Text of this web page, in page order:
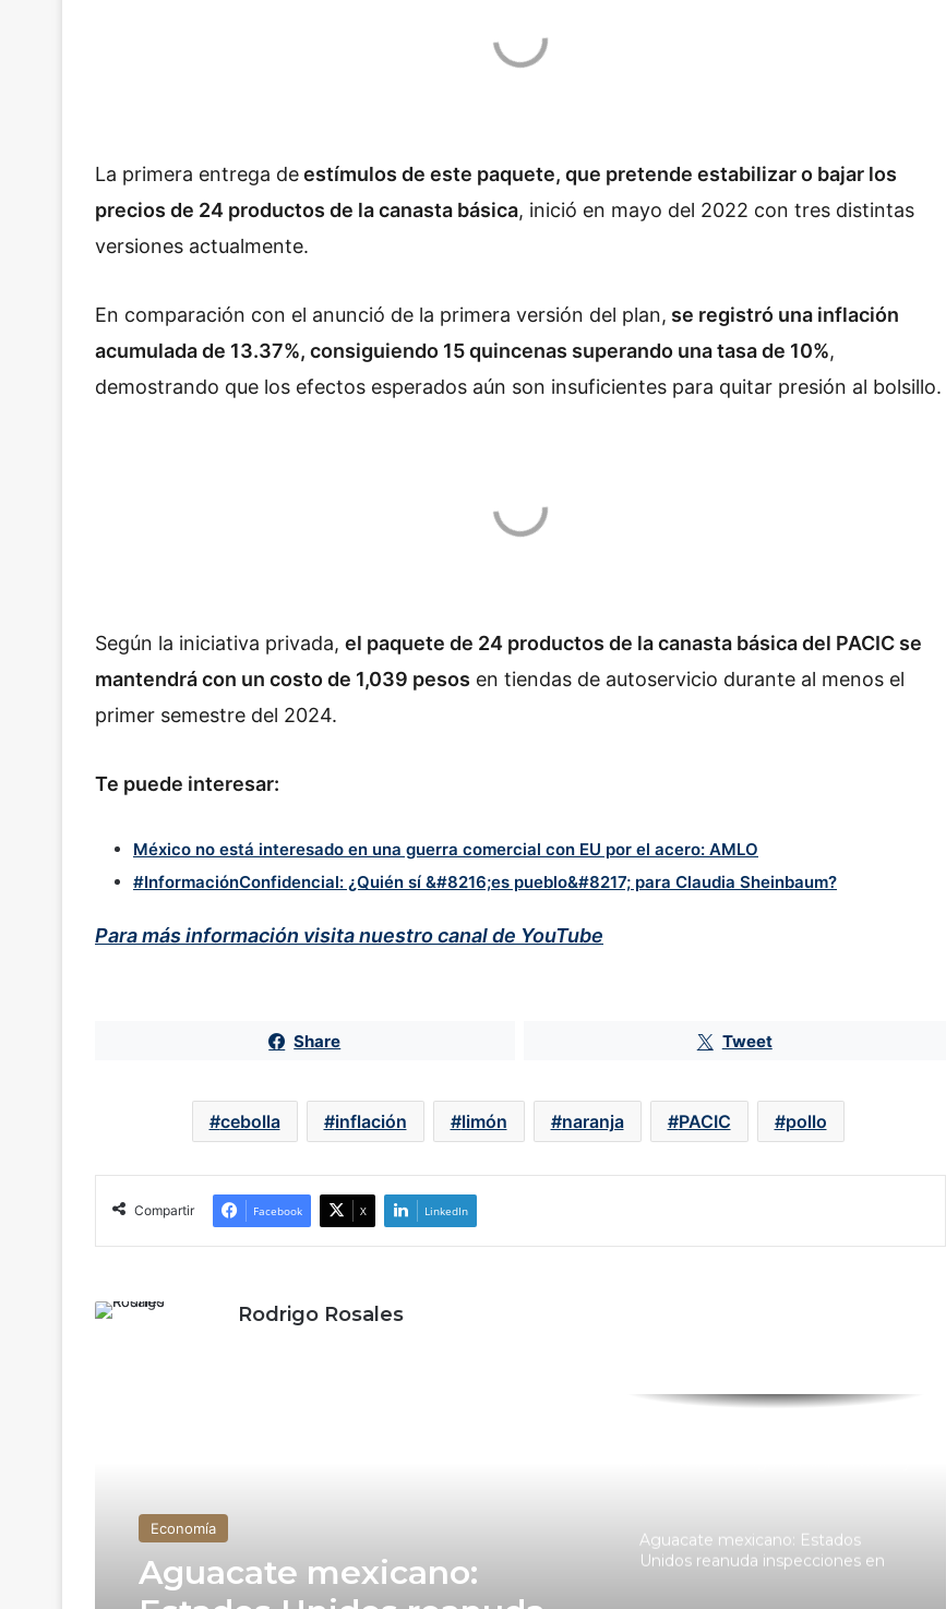
La primera entrega deestímulos de este paquete, que pretende estabilizar o bajar los
precios de 24 productos de la canasta básica, inició en mayo del 2022 con tres distintas
versiones actualmente.
En comparación con el anunció de la primera versión del plan, se registró una inflación
acumulada de 13.37%, consiguiendo 15 quincenas superando una tasa de 10%,
demostrando que los efectos esperados aún son insuficientes para quitar presión al bolsillo.
Según la iniciativa privada, el paquete de 24 productos de la canasta básica del PACIC se
mantendrá con un costo de 1,039 pesos en tiendas de autoservicio durante al menos el
primer semestre del 2024.
Te puede interesar:
México no está interesado en una guerra comercial con EU por el acero: AMLO
#InformaciónConfidencial: ¿Quién sí &#8216;es pueblo&#8217; para Claudia Sheinbaum?
Para más información visita nuestro canal de YouTube
Share Tweet
cebolla inflación limón naranja PACIC pollo
Compartir Facebook X LinkedIn
Rodrigo Rosales
Economía
Economía
Inflación se modera a 3.12%
Banxico mantiene la tasa de interés
hasta cierre de año
El ‘guardadito’ de la 4T sigue sin
Bankaool, el más optimista sobre el
Inflación se modera a 3.12% en julio,
su menor nivel desde 2020, y se